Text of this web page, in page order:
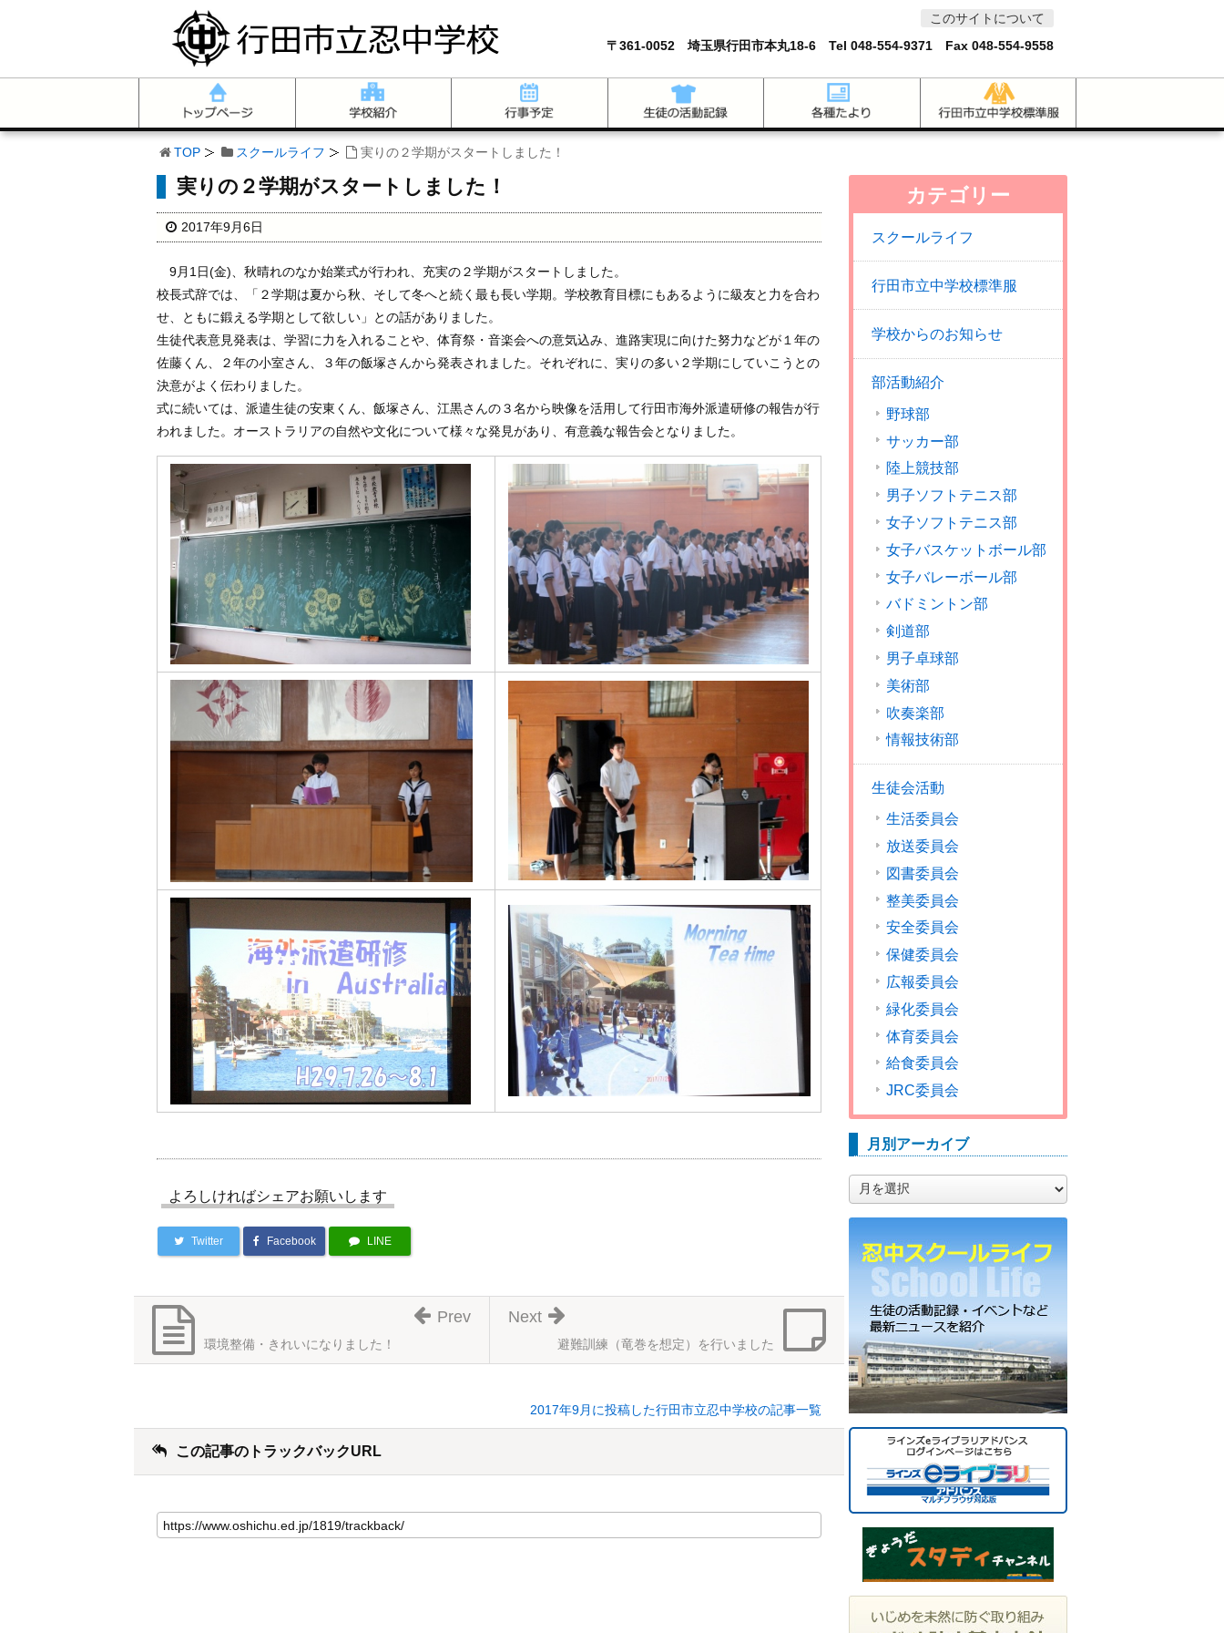
このサイトについて
〒361-0052 埼玉県行田市本丸18-6 Tel 048-554-9371 Fax 048-554-9558
TOP スクールライフ 実りの２学期がスタートしました！
実りの２学期がスタートしました！
2017年9月6日
9月1日(金)、秋晴れのなか始業式が行われ、充実の２学期がスタートしました。
校長式辞では、「２学期は夏から秋、そして冬へと続く最も長い学期。学校教育目標にもあるように級友と力を合わ
せ、ともに鍛える学期として欲しい」との話がありました。
生徒代表意見発表は、学習に力を入れることや、体育祭・音楽会への意気込み、進路実現に向けた努力などが１年の
佐藤くん、２年の小室さん、３年の飯塚さんから発表されました。それぞれに、実りの多い２学期にしていこうとの
決意がよく伝わりました。
式に続いては、派遣生徒の安東くん、飯塚さん、江黒さんの３名から映像を活用して行田市海外派遣研修の報告が行
われました。オーストラリアの自然や文化について様々な発見があり、有意義な報告会となりました。
よろしければシェアお願いします
Twitter Facebook LINE
避難訓練（竜巻を想定）を行いました
Next
環境整備・きれいになりました！
Prev
2017年9月に投稿した行田市立忍中学校の記事一覧
この記事のトラックバックURL
カテゴリー
スクールライフ
行田市立中学校標準服
学校からのお知らせ
部活動紹介
野球部
サッカー部
陸上競技部
男子ソフトテニス部
女子ソフトテニス部
女子バスケットボール部
女子バレーボール部
バドミントン部
剣道部
男子卓球部
美術部
吹奏楽部
情報技術部
生徒会活動
生活委員会
放送委員会
図書委員会
整美委員会
安全委員会
保健委員会
広報委員会
緑化委員会
体育委員会
給食委員会
JRC委員会
月別アーカイブ
別
ア
カ